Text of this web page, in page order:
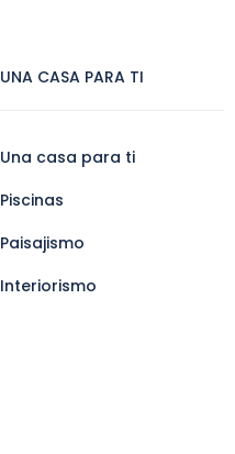
UNA CASA PARA TI
Una casa para ti
Piscinas
Paisajismo
Interiorismo